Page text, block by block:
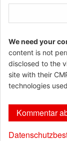
We need your
content is not
disclosed to the
site with their
technologies